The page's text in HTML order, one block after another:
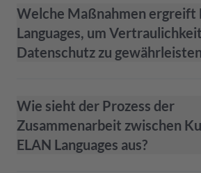
Welche Maßnahmen ergreift
Languages, um
Datenschutz zu
Wie sieht der Prozess der
Zusammenarbeit zwischen
ELAN Languages aus?